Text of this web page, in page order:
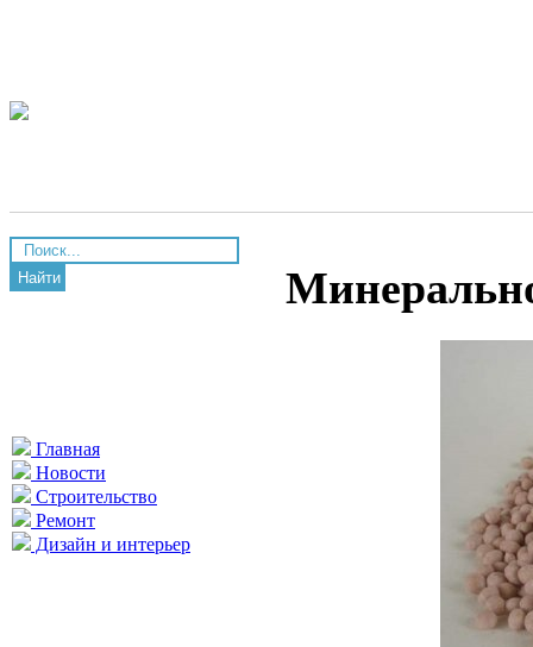
Найти
Главная
Новости
Строительство
Ремонт
Дизайн и интерьер